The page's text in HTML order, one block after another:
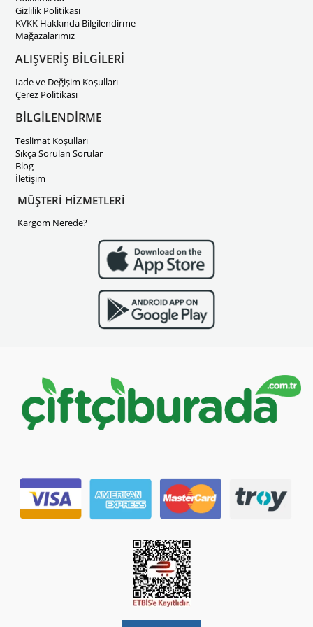
Gizlilik Politikası
KVKK Hakkında Bilgilendirme
Mağazalarımız
ALIŞVERİŞ BİLGİLERİ
İade ve Değişim Koşulları
Çerez Politikası
BİLGİLENDİRME
Teslimat Koşulları
Sıkça Sorulan Sorular
Blog
İletişim
MÜŞTERİ HİZMETLERİ
Kargom Nerede?